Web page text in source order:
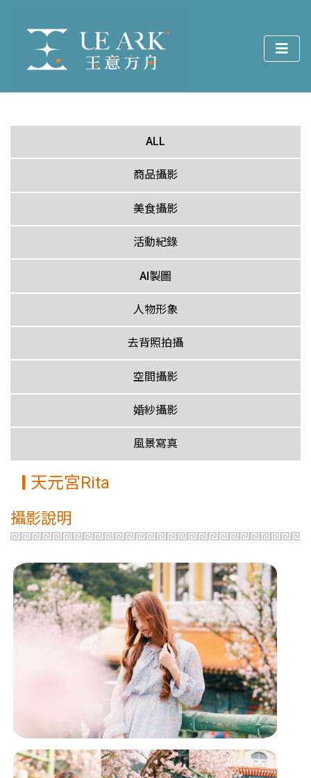
ALL
商品攝影
美食攝影
活動紀錄
AI製圖
人物形象
去背照拍攝
空間攝影
婚紗攝影
風景寫真
天元宮Rita
攝影說明